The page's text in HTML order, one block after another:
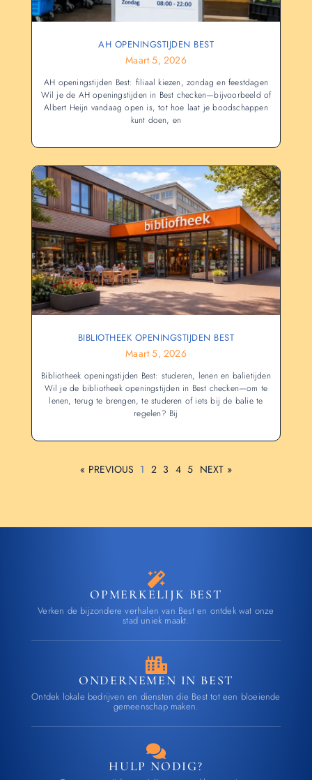
AH OPENINGSTIJDEN BEST
Maart 5, 2026
AH openingstijden Best: filiaal kiezen, zondag en feestdagen
Wil je de AH openingstijden in Best checken—bijvoorbeeld of
Albert Heijn vandaag open is, tot hoe laat je boodschappen
kunt doen, en
BIBLIOTHEEK OPENINGSTIJDEN BEST
Maart 5, 2026
Bibliotheek openingstijden Best: studeren, lenen en balietijden
Wil je de bibliotheek openingstijden in Best checken—om te
lenen, terug te brengen, te studeren of iets bij de balie te
regelen? Bij
« PREVIOUS 1 2 3 4 5 NEXT »
OPMERKELIJK BEST
Verken de bijzondere verhalen van Best en ontdek wat onze
stad uniek maakt.
ONDERNEMEN IN BEST
Ontdek lokale bedrijven en diensten die Best tot een bloeiende
gemeenschap maken.
HULP NODIG?